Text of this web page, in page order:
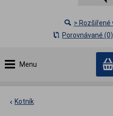
Menu
> Rozšířené
Porovnávané (0)
Kotník